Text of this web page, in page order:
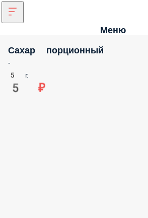
Меню
Сахар порционный
-
5 г.
5 ₽